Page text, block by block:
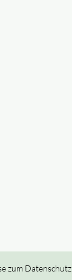
zum Datenschutz